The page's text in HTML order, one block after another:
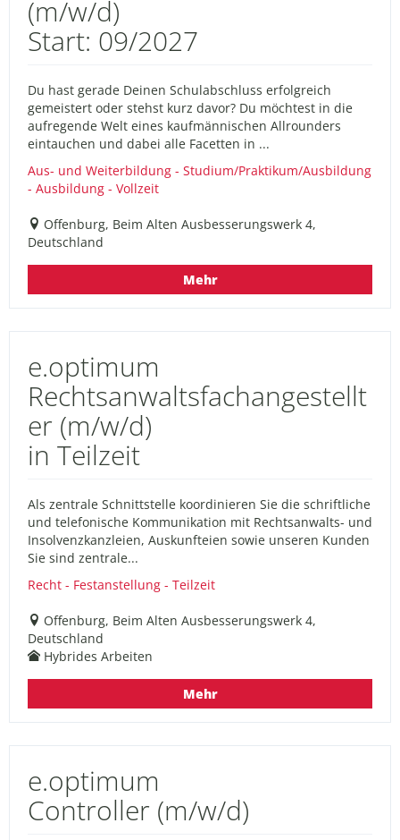
(m/w/d)
Start: 09/2027
Du hast gerade Deinen Schulabschluss erfolgreich
gemeistert oder stehst kurz davor? Du möchtest in die
aufregende Welt eines kaufmännischen Allrounders
eintauchen und dabei alle Facetten in ...
Aus- und Weiterbildung - Studium/Praktikum/Ausbildung
- Ausbildung - Vollzeit
Offenburg, Beim Alten Ausbesserungswerk 4,
Deutschland
Mehr
e.optimum
Rechtsanwaltsfachangestellt
er (m/w/d)
in Teilzeit
Als zentrale Schnittstelle koordinieren Sie die schriftliche
und telefonische Kommunikation mit Rechtsanwalts- und
Insolvenzkanzleien, Auskunfteien sowie unseren Kunden
Sie sind zentrale...
Recht - Festanstellung - Teilzeit
Offenburg, Beim Alten Ausbesserungswerk 4,
Deutschland
Hybrides Arbeiten
Mehr
e.optimum
Controller (m/w/d)